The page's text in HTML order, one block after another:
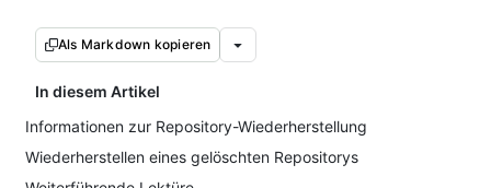
Als Markdown kopieren
In diesem Artikel
Informationen zur Repository-Wiederherstellung
Wiederherstellen eines gelöschten Repositorys